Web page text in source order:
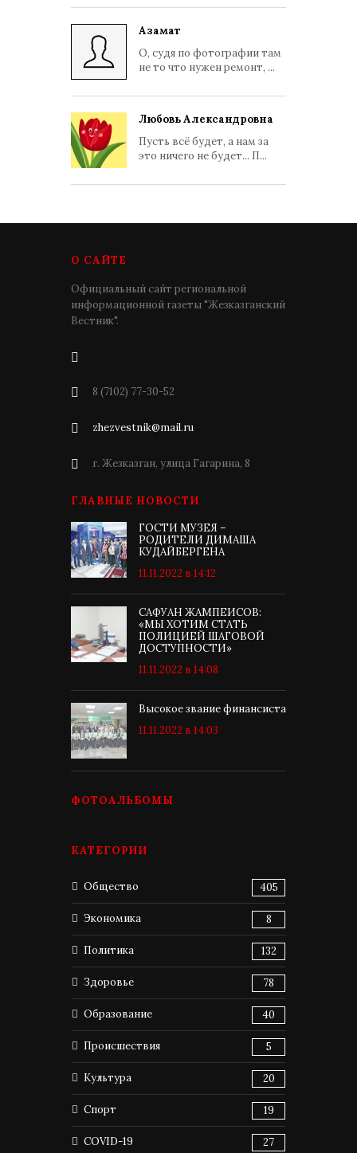
Азамат
О, судя по фотографии там
не то что нужен ремонт, ...
Любовь Александровна
Пусть всё будет, а нам за
это ничего не будет... П...
О САЙТЕ
Официальный сайт региональной
информационной газеты "Жезказганский
Вестник".
8 (7102) 77-30-52
zhezvestnik@mail.ru
г. Жезказган, улица Гагарина, 8
ГЛАВНЫЕ НОВОСТИ
ГОСТИ МУЗЕЯ –
РОДИТЕЛИ ДИМАША
КУДАЙБЕРГЕНА
11.11.2022 в 14:12
САФУАН ЖАМПЕИСОВ:
«МЫ ХОТИМ СТАТЬ
ПОЛИЦИЕЙ ШАГОВОЙ
ДОСТУПНОСТИ»
11.11.2022 в 14:08
Высокое звание финансиста
11.11.2022 в 14:03
ФОТОАЛЬБОМЫ
КАТЕГОРИИ
Общество 405
Экономика 8
Политика 132
Здоровье 78
Образование 40
Происшествия 5
Культура 20
Спорт 19
COVID-19 27